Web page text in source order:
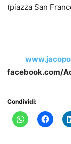
(piazza San
facebook.com/
Condividi: